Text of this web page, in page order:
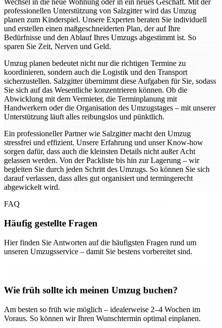
Wechsel in die neue Wohnung oder in ein neues Geschäft. Mit der
professionellen Unterstützung von Salzgitter wird das Umzug
planen zum Kinderspiel. Unsere Experten beraten Sie individuell
und erstellen einen maßgeschneiderten Plan, der auf Ihre
Bedürfnisse und den Ablauf Ihres Umzugs abgestimmt ist. So
sparen Sie Zeit, Nerven und Geld.
Umzug planen bedeutet nicht nur die richtigen Termine zu
koordinieren, sondern auch die Logistik und den Transport
sicherzustellen. Salzgitter übernimmt diese Aufgaben für Sie, sodass
Sie sich auf das Wesentliche konzentrieren können. Ob die
Abwicklung mit dem Vermieter, die Terminplanung mit
Handwerkern oder die Organisation des Umzugstages – mit unserer
Unterstützung läuft alles reibungslos und pünktlich.
Ein professioneller Partner wie Salzgitter macht den Umzug
stressfrei und effizient. Unsere Erfahrung und unser Know-how
sorgen dafür, dass auch die kleinsten Details nicht außer Acht
gelassen werden. Von der Packliste bis hin zur Lagerung – wir
begleiten Sie durch jeden Schritt des Umzugs. So können Sie sich
darauf verlassen, dass alles gut organisiert und termingerecht
abgewickelt wird.
FAQ
Häufig gestellte Fragen
Hier finden Sie Antworten auf die häufigsten Fragen rund um
unseren Umzugsservice – damit Sie bestens vorbereitet sind.
Wie früh sollte ich meinen Umzug buchen?
Am besten so früh wie möglich – idealerweise 2–4 Wochen im
Voraus. So können wir Ihren Wunschtermin optimal einplanen.